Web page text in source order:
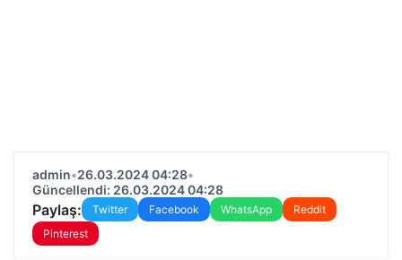
admin•26.03.2024 04:28•
Güncellendi: 26.03.2024 04:28
Paylaş: Twitter Facebook WhatsApp
Reddit
Pinterest